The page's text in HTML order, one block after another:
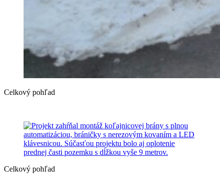
Celkový pohľad
Celkový pohľad